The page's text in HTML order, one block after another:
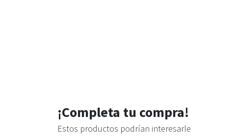
¡Completa tu compra!
Estos productos podrían interesarle